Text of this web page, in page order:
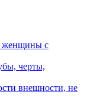
женщины с
черты,
внешности, не